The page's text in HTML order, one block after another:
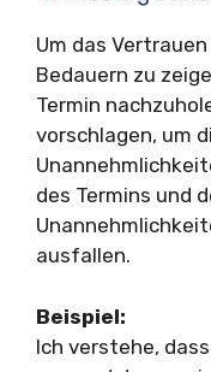
Um das
Bedauern zu
Termin
vorschlagen, um
des Termins und
ausfallen.
Beispiel:
Ich verstehe,